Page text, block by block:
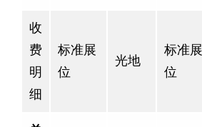
收
费
明
细
标准展
位
光地
标准展
位